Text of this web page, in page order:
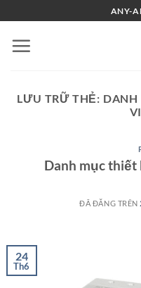
đến
nội
ANY-
LƯU TRỮ THẺ: DANH
Danh mục thiết
ĐÃ ĐĂNG TRÊN
24
Th6